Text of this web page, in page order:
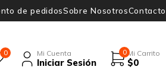
de pedidosSobre NosotrosContacto
0 Mi Cuenta
Iniciar Sesión
0 Mi Carrito
$0